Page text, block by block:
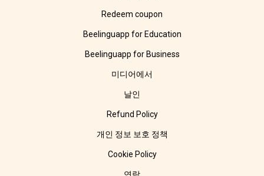
Redeem coupon
Beelinguapp for Education
Beelinguapp for Business
미디어에서
날인
Refund Policy
개인 정보 보호 정책
Cookie Policy